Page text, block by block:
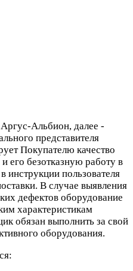
Альбион, далее -
представителя
Покупателю качество
его безотказную работу в
инструкции пользователя
В случае выявления
дефектов оборудование
характеристикам
обязан выполнить за свой
оборудования.